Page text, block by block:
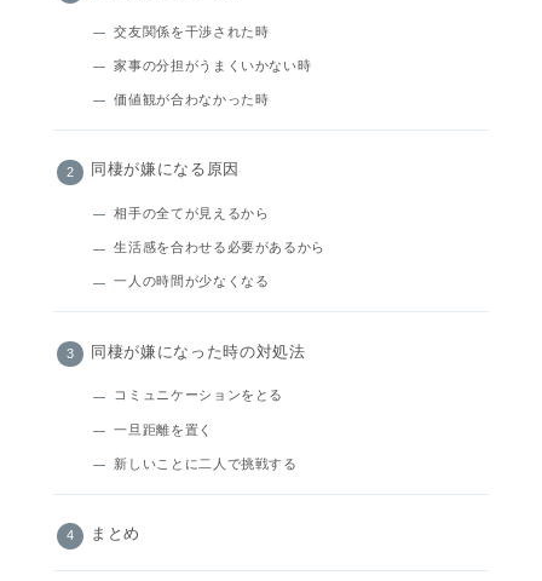
交友関係を干渉された時
家事の分担がうまくいかない時
価値観が合わなかった時
同棲が嫌になる原因
相手の全てが見えるから
生活感を合わせる必要があるから
一人の時間が少なくなる
同棲が嫌になった時の対処法
コミュニケーションをとる
一旦距離を置く
新しいことに二人で挑戦する
まとめ